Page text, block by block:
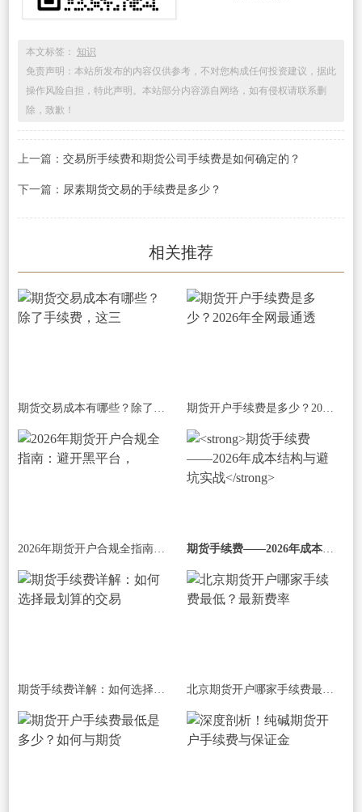
本文标签： 知识
免责声明：本站所发布的内容仅供参考，不对您构成任何投资建议，据此
操作风险自担，特此声明。本站部分内容源自网络，如有侵权请联系删
除，致歉！
上一篇： 交易所手续费和期货公司手续费是如何确定的？
下一篇： 尿素期货交易的手续费是多少？
相关推荐
期货交易成本有哪些？除了手续费，这三 期货开户手续费是多少？2026年全网最通透
2026年期货开户合规全指南：避开黑平台， 期货手续费——2026年成本结构与避坑实战
期货手续费详解：如何选择最划算的交易 北京期货开户哪家手续费最低？最新费率